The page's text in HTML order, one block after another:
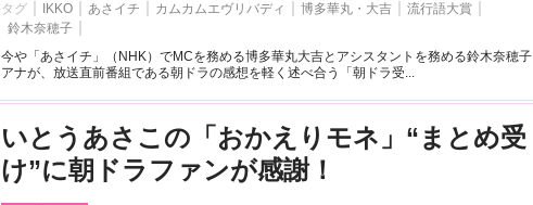
タグ IKKO あさイチ カムカムエヴリバディ 博多華丸・大吉
流行語大賞
鈴木奈穂子
今や「あさイチ」（NHK）でMCを務める博多華丸大吉とアシスタントを務める鈴木奈穂子
アナが、放送直前番組である朝ドラの感想を軽く述べ合う「朝ドラ受...
いとうあさこの「おかえりモネ」“まとめ受
け”に朝ドラファンが感謝！